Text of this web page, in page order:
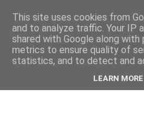
This site uses cookies from
and to analyze traffic. Your IP
shared with Google along
metrics to ensure quality of
statistics, and to detect and
LEARN MORE